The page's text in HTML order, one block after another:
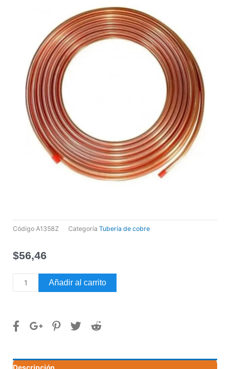
Código A1358Z Categoría Tubería de cobre
$56,46
TUBERIA
FLEXIBLE
PRECIO
cantidad
Añadir al carrito